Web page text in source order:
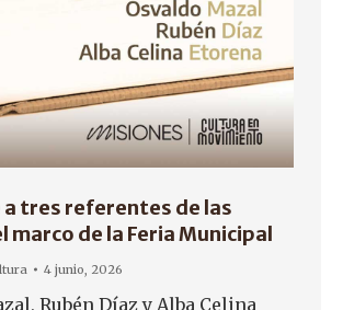
a tres referentes de las
marco de la Feria Municipal
4 junio, 2026
Rubén Díaz y Alba Celina